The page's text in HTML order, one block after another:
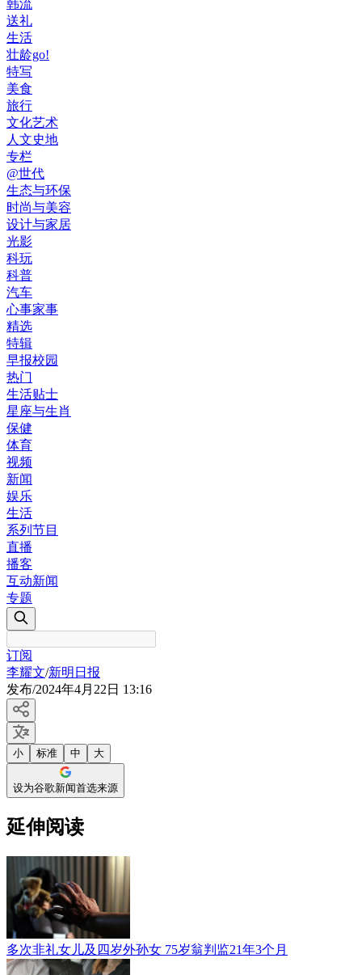
韩流
送礼
生活
壮龄go!
特写
美食
旅行
文化艺术
人文史地
专栏
@世代
生态与环保
时尚与美容
设计与家居
光影
科玩
科普
汽车
心事家事
精选
特辑
早报校园
热门
生活贴士
星座与生肖
保健
体育
视频
新闻
娱乐
生活
系列节目
直播
播客
互动新闻
专题
订阅
李耀文/新明日报
发布/2024年4月22日 13:16
小 标准 中 大
设为谷歌新闻首选来源
延伸阅读
多次非礼女儿及四岁外孙女 75岁翁判监21年3个月